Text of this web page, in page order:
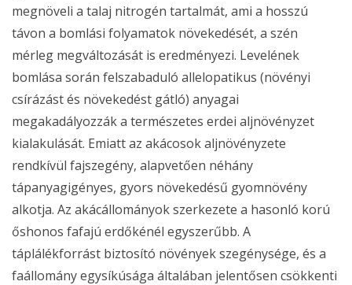
megnöveli a talaj nitrogén tartalmát, ami a hosszú
távon a bomlási folyamatok növekedését, a szén
mérleg megváltozását is eredményezi. Levelének
bomlása során felszabaduló allelopatikus (növényi
csírázást és növekedést gátló) anyagai
megakadályozzák a természetes erdei aljnövényzet
kialakulását. Emiatt az akácosok aljnövényzete
rendkívül fajszegény, alapvetően néhány
tápanyagigényes, gyors növekedésű gyomnövény
alkotja. Az akácállományok szerkezete a hasonló korú
őshonos fafajú erdőkénél egyszerűbb. A
táplálékforrást biztosító növények szegénysége, és a
faállomány egysíkúsága általában jelentősen csökkenti